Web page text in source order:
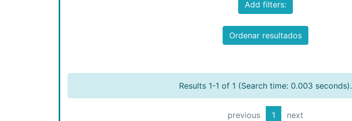
Add filters:
Ordenar resultados
Results 1-1 of 1 (Search time: 0.003 seconds).
previous 1 next